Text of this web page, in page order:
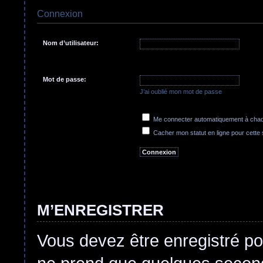
Connexion
Nom d’utilisateur:
Mot de passe:
J’ai oublié mon mot de passe
Me connecter automatiquement à
Cacher mon statut en ligne pour cette
M’ENREGISTRER
Vous devez être enregistré